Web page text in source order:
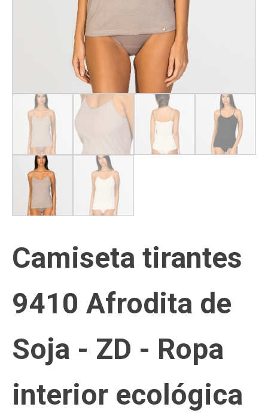
Camiseta tirantes
9410 Afrodita de
Soja - ZD - Ropa
interior ecológica